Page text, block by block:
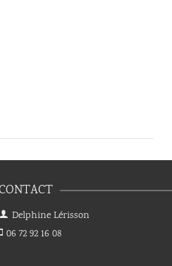
Delphine Lérisson
06 72 92 16 08